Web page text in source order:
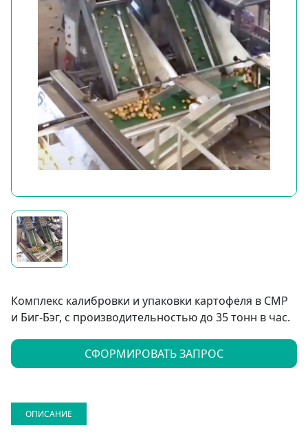
Комплекс калибровки и упаковки картофеля в СМР
и Биг-Бэг, с производительностью до 35 тонн в час.
СФОРМИРОВАТЬ ЗАПРОС
ОПИСАНИЕ